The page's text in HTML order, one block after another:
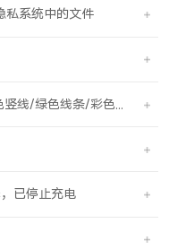
私系统中的文件
已停止充电